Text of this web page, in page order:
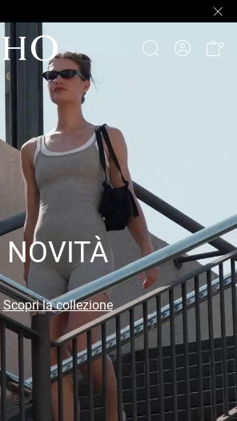
NOVITÀ
Scopri la collezione